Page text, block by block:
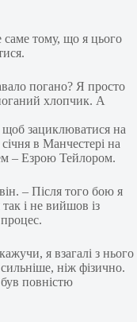
саме тому, що я цього
погано? Я просто
хлопчик. А
щоб зациклюватися на
в Манчестері на
– Езрою Тейлором.
– Після того бою я
і не вийшов із
я взагалі з нього
ніж фізично.
повністю